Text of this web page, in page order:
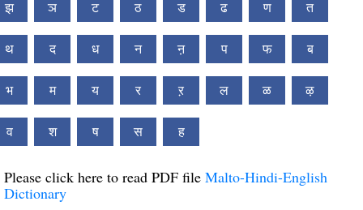
झ ञ ट ठ ड ढ ण त
थ द ध न ऩ प फ ब
भ म य र ऱ ल ळ ऴ
व श ष स ह
Please click here to read PDF file Malto-Hindi-English
Dictionary